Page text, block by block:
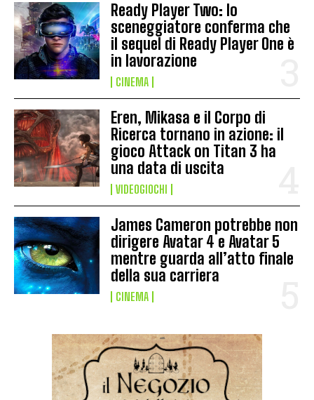
Ready Player Two: lo
sceneggiatore conferma che
il sequel di Ready Player One è
in lavorazione
CINEMA
Eren, Mikasa e il Corpo di
Ricerca tornano in azione: il
gioco Attack on Titan 3 ha
una data di uscita
VIDEOGIOCHI
James Cameron potrebbe non
dirigere Avatar 4 e Avatar 5
mentre guarda all’atto finale
della sua carriera
CINEMA